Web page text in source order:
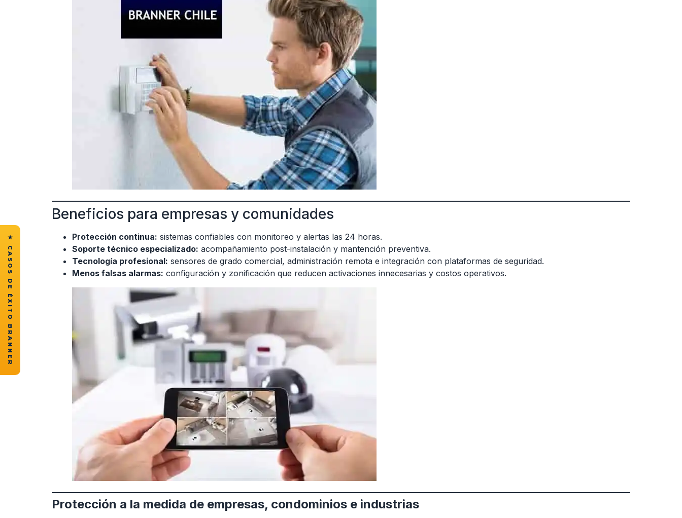
Beneficios para empresas y comunidades
Protección continua: sistemas confiables con monitoreo y alertas las 24 horas.
Soporte técnico especializado: acompañamiento post-instalación y mantención preventiva.
Tecnología profesional: sensores de grado comercial, administración remota e integración con plataformas de seguridad.
Menos falsas alarmas: configuración y zonificación que reducen activaciones innecesarias y costos operativos.
Protección a la medida de empresas, condominios e industrias
★ CASOS DE ÉXITO BRANNER